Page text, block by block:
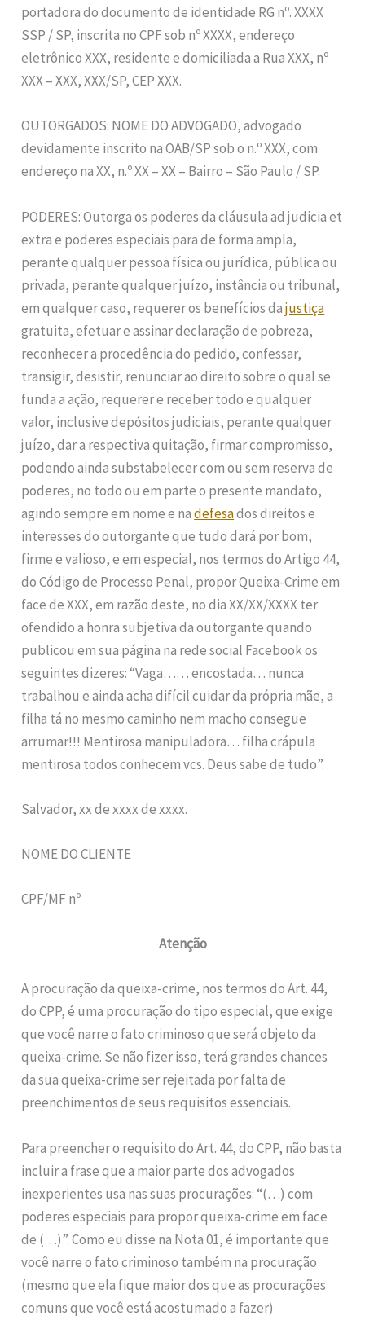
portadora do documento de identidade RG nº. XXXX
SSP / SP, inscrita no CPF sob nº XXXX, endereço
eletrônico XXX, residente e domiciliada a Rua XXX, nº
XXX – XXX, XXX/SP, CEP XXX.
OUTORGADOS: NOME DO ADVOGADO, advogado
devidamente inscrito na OAB/SP sob o n.º XXX, com
endereço na XX, n.º XX – XX – Bairro – São Paulo / SP.
PODERES: Outorga os poderes da cláusula ad judicia et
extra e poderes especiais para de forma ampla,
perante qualquer pessoa física ou jurídica, pública ou
privada, perante qualquer juízo, instância ou tribunal,
em qualquer caso, requerer os benefícios dajustiça
gratuita, efetuar e assinar declaração de pobreza,
reconhecer a procedência do pedido, confessar,
transigir, desistir, renunciar ao direito sobre o qual se
funda a ação, requerer e receber todo e qualquer
valor, inclusive depósitos judiciais, perante qualquer
juízo, dar a respectiva quitação, firmar compromisso,
podendo ainda substabelecer com ou sem reserva de
poderes, no todo ou em parte o presente mandato,
agindo sempre em nome e nadefesados direitos e
interesses do outorgante que tudo dará por bom,
firme e valioso, e em especial, nos termos do Artigo 44,
do Código de Processo Penal, propor Queixa-Crime em
face de XXX, em razão deste, no dia XX/XX/XXXX ter
ofendido a honra subjetiva da outorgante quando
publicou em sua página na rede social Facebook os
seguintes dizeres: “Vaga…… encostada… nunca
trabalhou e ainda acha difícil cuidar da própria mãe, a
filha tá no mesmo caminho nem macho consegue
arrumar!!! Mentirosa manipuladora… filha crápula
mentirosa todos conhecem vcs. Deus sabe de tudo”.
Salvador, xx de xxxx de xxxx.
NOME DO CLIENTE
CPF/MF nº
Atenção
A procuração da queixa-crime, nos termos do Art. 44,
do CPP, é uma procuração do tipo especial, que exige
que você narre o fato criminoso que será objeto da
queixa-crime. Se não fizer isso, terá grandes chances
da sua queixa-crime ser rejeitada por falta de
preenchimentos de seus requisitos essenciais.
Para preencher o requisito do Art. 44, do CPP, não basta
incluir a frase que a maior parte dos advogados
inexperientes usa nas suas procurações: “(…) com
poderes especiais para propor queixa-crime em face
de (…)”. Como eu disse na Nota 01, é importante que
você narre o fato criminoso também na procuração
(mesmo que ela fique maior dos que as procurações
comuns que você está acostumado a fazer)